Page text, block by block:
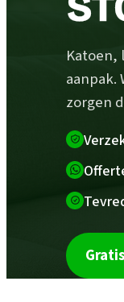
Katoen,
aanpak.
zorgen